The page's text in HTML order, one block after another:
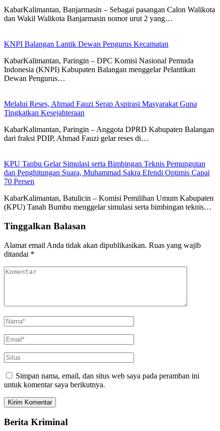
KabarKalimantan, Banjarmasin – Sebagai pasangan Calon Walikota
dan Wakil Walikota Banjarmasin nomor urut 2 yang…
KNPI Balangan Lantik Dewan Pengurus Kecamatan
KabarKalimantan, Paringin – DPC Komisi Nasional Pemuda
Indonesia (KNPI) Kabupaten Balangan menggelar Pelantikan
Dewan Pengurus…
Melalui Reses, Ahmad Fauzi Serap Aspirasi Masyarakat Guna
Tingkatkan Kesejahteraan
KabarKalimantan, Paringin – Anggota DPRD Kabupaten Balangan
dari fraksi PDIP, Ahmad Fauzi gelar reses di…
KPU Tanbu Gelar Simulasi serta Bimbingan Teknis Pemungutan
dan Penghitungan Suara, Muhammad Sakra Efendi Optimis Capai
70 Persen
KabarKalimantan, Batulicin – Komisi Pemilihan Umum Kabupaten
(KPU) Tanah Bumbu menggelar simulasi serta bimbingan teknis…
Tinggalkan Balasan
Alamat email Anda tidak akan dipublikasikan. Ruas yang wajib
ditandai *
Simpan nama, email, dan situs web saya pada peramban ini
untuk komentar saya berikutnya.
Berita Kriminal